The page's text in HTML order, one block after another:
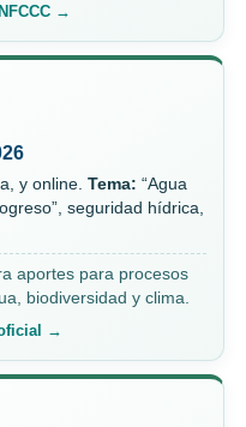
→
y online. Tema: “Agua
seguridad hídrica,
aportes para procesos
biodiversidad y clima.
→